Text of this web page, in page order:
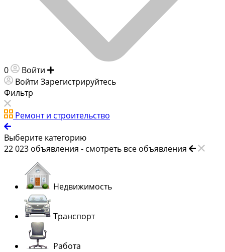
0 Войти
Войти Зарегистрируйтесь
Фильтр
Ремонт и строительство
Выберите категорию
22 023 объявления - смотреть все объявления
Недвижимость
Транспорт
Работа